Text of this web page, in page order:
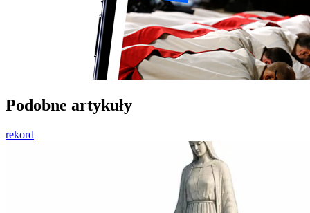
Podobne artykuły
rekord